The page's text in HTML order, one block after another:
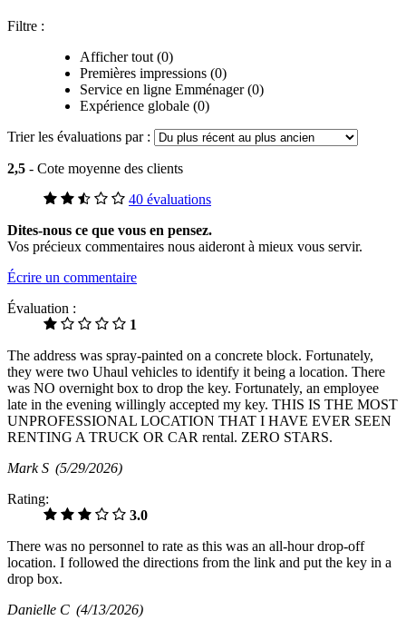
Filtre :
Afficher tout (0)
Premières impressions (0)
Service en ligne Emménager (0)
Expérience globale (0)
Trier les évaluations par :
2,5 - Cote moyenne des clients
40 évaluations
Dites-nous ce que vous en pensez.
Vos précieux commentaires nous aideront à mieux vous servir.
Écrire un commentaire
Évaluation :
1
The address was spray-painted on a concrete block. Fortunately,
they were two Uhaul vehicles to identify it being a location. There
was NO overnight box to drop the key. Fortunately, an employee
late in the evening willingly accepted my key. THIS IS THE MOST
UNPROFESSIONAL LOCATION THAT I HAVE EVER SEEN
RENTING A TRUCK OR CAR rental. ZERO STARS.
Mark S (5/29/2026)
Rating:
3.0
There was no personnel to rate as this was an all-hour drop-off
location. I followed the directions from the link and put the key in a
drop box.
Danielle C (4/13/2026)